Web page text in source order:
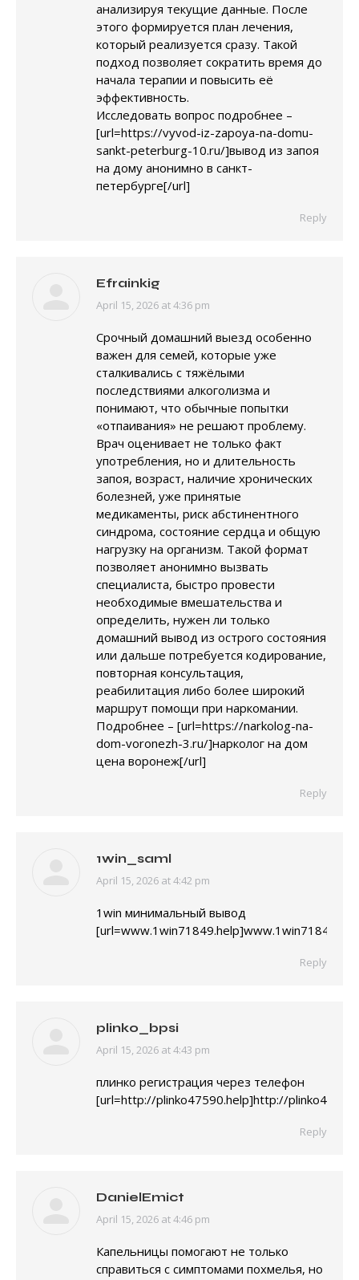
анализируя текущие данные. После
этого формируется план лечения,
который реализуется сразу. Такой
подход позволяет сократить время до
начала терапии и повысить её
эффективность.
Исследовать вопрос подробнее –
[url=https://vyvod-iz-zapoya-na-domu-
sankt-peterburg-10.ru/]вывод из запоя
на дому анонимно в санкт-
петербурге[/url]
Reply
Efrainkig
says:
April 15, 2026 at 4:36 pm
Срочный домашний выезд особенно
важен для семей, которые уже
сталкивались с тяжёлыми
последствиями алкоголизма и
понимают, что обычные попытки
«отпаивания» не решают проблему.
Врач оценивает не только факт
употребления, но и длительность
запоя, возраст, наличие хронических
болезней, уже принятые
медикаменты, риск абстинентного
синдрома, состояние сердца и общую
нагрузку на организм. Такой формат
позволяет анонимно вызвать
специалиста, быстро провести
необходимые вмешательства и
определить, нужен ли только
домашний вывод из острого состояния
или дальше потребуется кодирование,
повторная консультация,
реабилитация либо более широкий
маршрут помощи при наркомании.
Подробнее – [url=https://narkolog-na-
dom-voronezh-3.ru/]нарколог на дом
цена воронеж[/url]
Reply
1win_saml
says:
April 15, 2026 at 4:42 pm
1win минимальный вывод
Reply
plinko_bpsi
says:
April 15, 2026 at 4:43 pm
плинко регистрация через телефон
[url=http://plinko47590.help]http://
Reply
DanielEmict
says:
April 15, 2026 at 4:46 pm
Капельницы помогают не только
справиться с симптомами похмелья, но